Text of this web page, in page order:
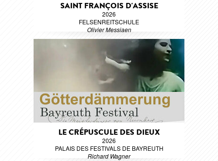
SAINT FRANÇOIS D'ASSISE
2026
FELSENREITSCHULE
Olivier Messiaen
LE CRÉPUSCULE DES DIEUX
2026
PALAIS DES FESTIVALS DE BAYREUTH
Richard Wagner